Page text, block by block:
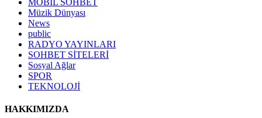
Müzik Dünyası
News
public
RADYO YAYINLARI
SOHBET SİTELERİ
Sosyal Ağlar
SPOR
TEKNOLOJİ
HAKKIMIZDA